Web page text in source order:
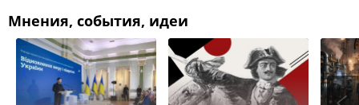
Мнения, события, идеи